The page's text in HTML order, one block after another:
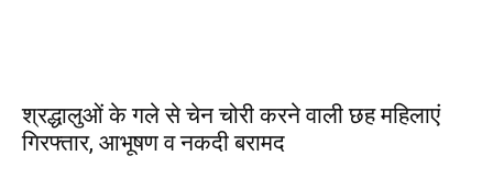
श्रद्धालुओं के गले से चेन चोरी करने वाली छह महिलाएं
गिरफ्तार, आभूषण व नकदी बरामद